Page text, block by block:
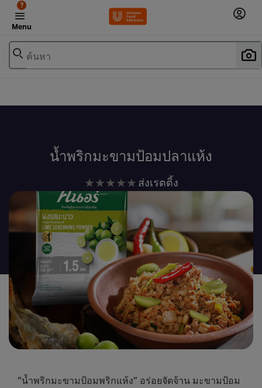
Menu
?
ค้นหา
น้ำพริกมะขามป้อมปลาแห้ง
ไม่มี
การ
คะแนน
สำหรับ
recipe
นี้
ส่งเรตติ้ง
“น้ำพริกมะขามป้อมพริกแห้ง” อร่อยจัดจ้าน มะขามป้อม